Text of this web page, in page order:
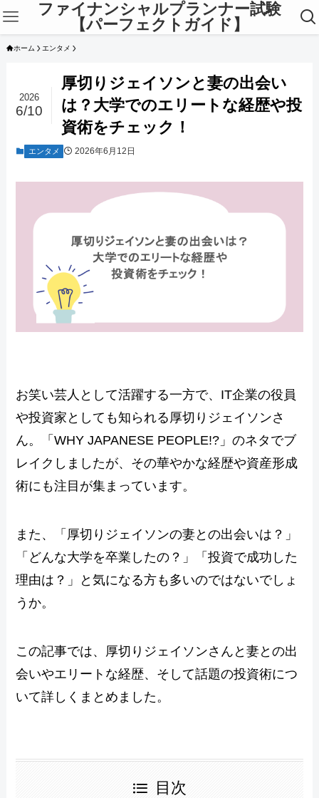
ファイナンシャルプランナー試験
【パーフェクトガイド】
ホーム エンタメ
厚切りジェイソンと妻の出会い
は？大学でのエリートな経歴や投
資術をチェック！
2026
6/10
エンタメ 2026年6月12日
お笑い芸人として活躍する一方で、IT企業の役員
や投資家としても知られる厚切りジェイソンさ
ん。「WHY JAPANESE PEOPLE!?」のネタでブ
レイクしましたが、その華やかな経歴や資産形成
術にも注目が集まっています。
また、「厚切りジェイソンの妻との出会いは？」
「どんな大学を卒業したの？」「投資で成功した
理由は？」と気になる方も多いのではないでしょ
うか。
この記事では、厚切りジェイソンさんと妻との出
会いやエリートな経歴、そして話題の投資術につ
いて詳しくまとめました。
目次